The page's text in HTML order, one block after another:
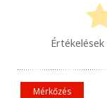
Mérkőzés